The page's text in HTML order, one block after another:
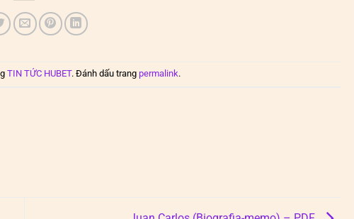
TIN TỨC HUBET. Đánh dấu trang permalink.